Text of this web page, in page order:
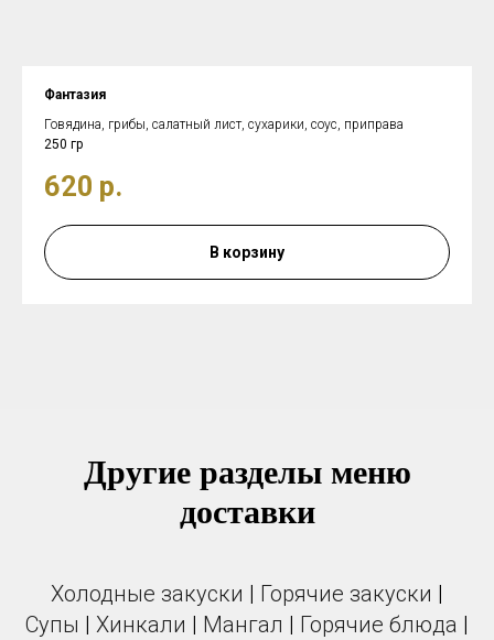
Фантазия
Говядина, грибы, салатный лист, сухарики, соус, приправа
250 гр
620 р.
В корзину
Другие разделы меню
доставки
Холодные закуски | Горячие закуски |
Супы | Хинкали | Мангал | Горячие блюда |